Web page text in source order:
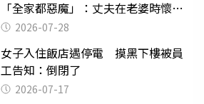
「全家都惡魔」：丈夫在老婆時懷孕
摔東西
2026-07-28
女子入住飯店遇停電 摸黑下樓被員
工告知：倒閉了
2026-07-17